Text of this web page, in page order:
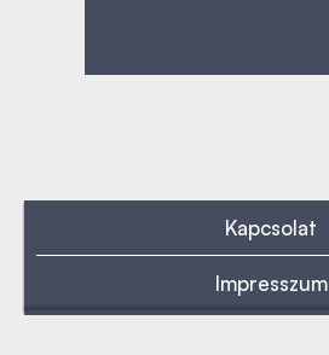
Kapcsolat
Impresszum